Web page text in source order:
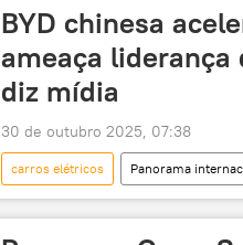
Ministério da Ciência, Tecnologia e
BYD chinesa
ameaça liderança
diz mídia
30 de outubro 2025, 07:38
carros elétricos Panorama
China continental
BYD